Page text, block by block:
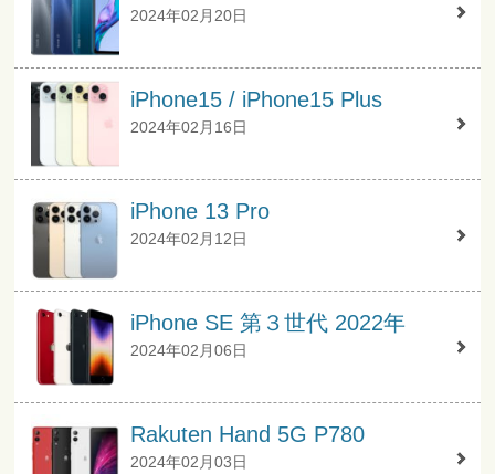
2024年02月20日
iPhone15 / iPhone15 Plus
2024年02月16日
iPhone 13 Pro
2024年02月12日
iPhone SE 第３世代 2022年
2024年02月06日
Rakuten Hand 5G P780
2024年02月03日